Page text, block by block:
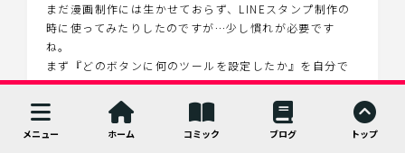
まだ漫画制作には生かせておらず、LINEスタンプ制作の
時に使ってみたりしたのですが…少し慣れが必要です
ね。
まず『どのボタンに何のツールを設定したか』を自分で
覚えないと話になりません
ｗｗｗ
使っていくうちに慣れていくのかな…慣れれば『画面上
でペンを動かして目的のツールをタッチして…』という
作業をなくすことができるので良い機材だとは思うので
メニュー ホーム コミック ブログ トップ